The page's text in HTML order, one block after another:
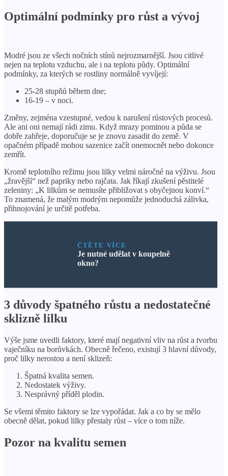
Optimální podmínky pro růst a vývoj
Modré jsou ze všech nočních stínů nejrozmarnější. Jsou citlivé
nejen na teplotu vzduchu, ale i na teplotu půdy. Optimální
podmínky, za kterých se rostliny normálně vyvíjejí:
25-28 stupňů během dne;
16-19 – v noci.
Změny, zejména vzestupné, vedou k narušení růstových procesů.
Ale ani oni nemají rádi zimu. Když mrazy pominou a půda se
dobře zahřeje, doporučuje se je znovu zasadit do země. V
opačném případě mohou sazenice začít onemocnět nebo dokonce
zemřít.
Kromě teplotního režimu jsou lilky velmi náročné na výživu. Jsou
„žravější“ než papriky nebo rajčata. Jak říkají zkušení pěstitelé
zeleniny: „K lilkům se nemusíte přibližovat s obyčejnou konví.“
To znamená, že malým modrým nepomůže jednoduchá zálivka,
přihnojování je určitě potřeba.
ČTĚTE VÍCE
Je nutné udělat v koupelně
okno?
3 důvody špatného růstu a nedostatečné
sklizně lilku
Výše jsme uvedli faktory, které mají negativní vliv na růst a tvorbu
vaječníku na borůvkách. Obecně řečeno, existují 3 hlavní důvody,
proč lilky nerostou a není sklizeň:
Špatná kvalita semen.
Nedostatek výživy.
Nesprávný příděl plodin.
Se všemi těmito faktory se lze vypořádat. Jak a co by se mělo
obecně dělat, pokud lilky přestaly růst – více o tom níže.
Pozor na kvalitu semen